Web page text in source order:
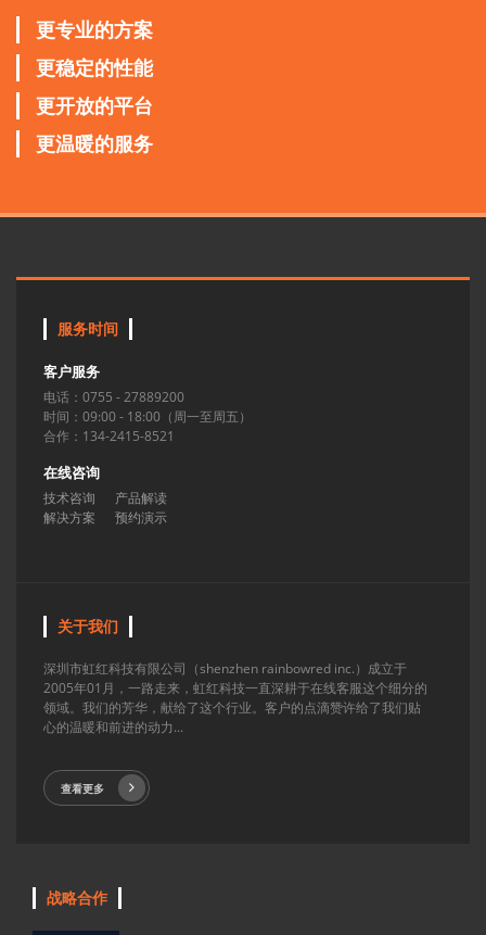
更专业的方案
更稳定的性能
更开放的平台
更温暖的服务
服务时间
客户服务
电话：0755 - 27889200
时间：09:00 - 18:00（周一至周五）
合作：134-2415-8521
在线咨询
技术咨询
产品解读
解决方案
预约演示
关于我们
深圳市虹红科技有限公司（shenzhen rainbowred inc.）成立于
2005年01月，一路走来，虹红科技一直深耕于在线客服这个细分的
领域。我们的芳华，献给了这个行业。客户的点滴赞许给了我们贴
心的温暖和前进的动力...
查看更多
战略合作